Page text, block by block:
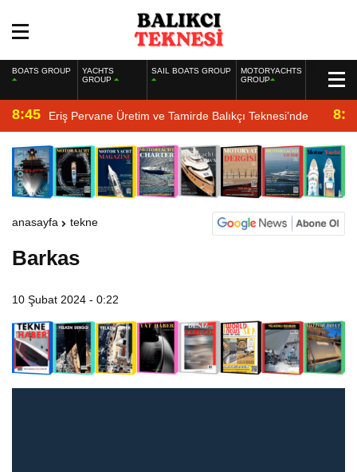
BOATS GROUP
YACHTS
GROUP
SAIL BOATS GROUP
MOTORYACHTS
GROUP
8:45 Eriş Pervane Üretim ve Tamirde Balıkçı Teknesi’nde
anasayfa tekne
Barkas
10 Şubat 2024 - 0:22